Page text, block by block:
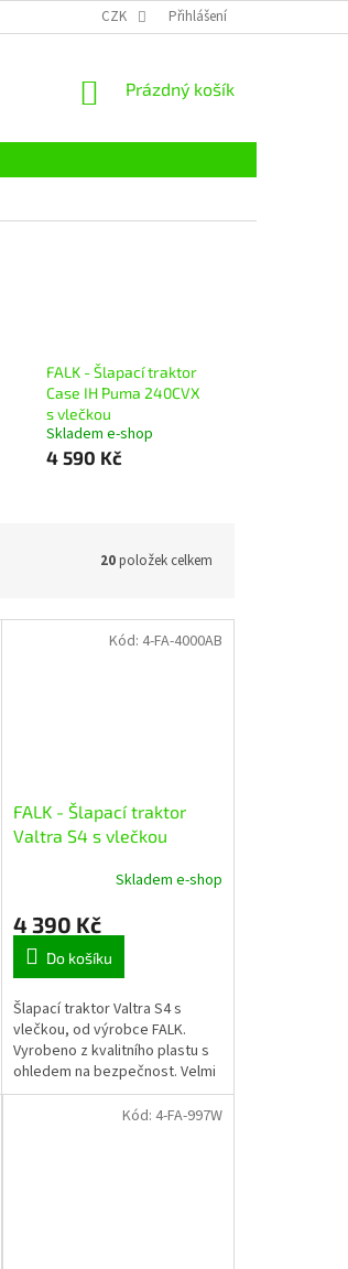
CENÍK DOPRAVY
CZK Přihlášení
NÁKUPNÍ
Prázdný košík
FALK - Šlapací traktor
Case IH Puma 240CVX
s vlečkou
Skladem e-shop
4 590 Kč
20položek celkem
FALK - Šlapací traktor
Valtra S4 s vlečkou
Skladem e-shop
4 390 Kč
Do košíku
Šlapací traktor Valtra S4 s
vlečkou, od výrobce FALK.
Vyrobeno z kvalitního plastu s
ohledem na bezpečnost. Velmi
kvalitní zpracování skutečného
traktoru. Vhodné pro děti od 3...
Kód: 4-FA-4000AB
Kód: 4-FA-997W